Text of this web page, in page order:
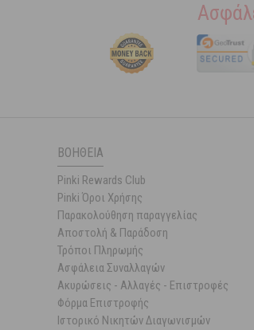
ΒΟΉΘΕΙΑ
Pinki Rewards Club
Pinki Όροι Χρήσης
Παρακολούθηση παραγγελίας
Αποστολή & Παράδοση
Τρόποι Πληρωμής
Ασφάλεια Συναλλαγών
Ακυρώσεις - Αλλαγές - Επιστροφές
Φόρμα Επιστροφής
Ιστορικό Νικητών Διαγωνισμών